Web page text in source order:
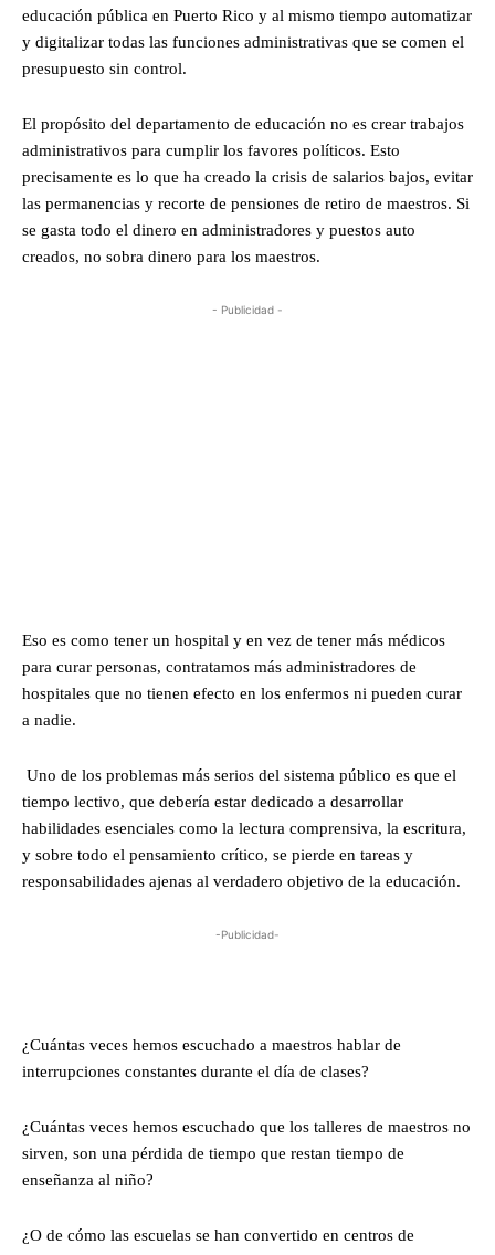
educación pública en Puerto Rico y al mismo tiempo automatizar
y digitalizar todas las funciones administrativas que se comen el
presupuesto sin control.
El propósito del departamento de educación no es crear trabajos
administrativos para cumplir los favores políticos. Esto
precisamente es lo que ha creado la crisis de salarios bajos, evitar
las permanencias y recorte de pensiones de retiro de maestros. Si
se gasta todo el dinero en administradores y puestos auto
creados, no sobra dinero para los maestros.
- Publicidad -
Eso es como tener un hospital y en vez de tener más médicos
para curar personas, contratamos más administradores de
hospitales que no tienen efecto en los enfermos ni pueden curar
a nadie.
Uno de los problemas más serios del sistema público es que el
tiempo lectivo, que debería estar dedicado a desarrollar
habilidades esenciales como la lectura comprensiva, la escritura,
y sobre todo el pensamiento crítico, se pierde en tareas y
responsabilidades ajenas al verdadero objetivo de la educación.
-Publicidad-
¿Cuántas veces hemos escuchado a maestros hablar de
interrupciones constantes durante el día de clases?
¿Cuántas veces hemos escuchado que los talleres de maestros no
sirven, son una pérdida de tiempo que restan tiempo de
enseñanza al niño?
¿O de cómo las escuelas se han convertido en centros de